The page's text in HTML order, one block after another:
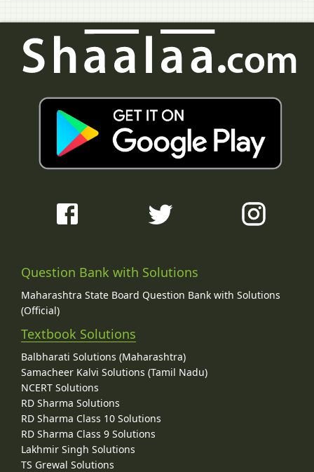
Question Bank with Solutions
Maharashtra State Board Question Bank with Solutions
(Official)
Textbook Solutions
Balbharati Solutions (Maharashtra)
Samacheer Kalvi Solutions (Tamil Nadu)
NCERT Solutions
RD Sharma Solutions
RD Sharma Class 10 Solutions
RD Sharma Class 9 Solutions
Lakhmir Singh Solutions
TS Grewal Solutions